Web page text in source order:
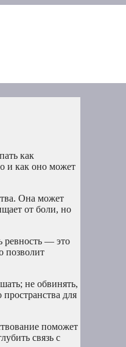
как
и как оно может
Она может
от боли, но
ревность — это
позволит
не обвинять,
для
поможет
связь с